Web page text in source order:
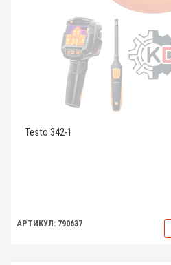
Testo 342-1
АРТИКУЛ: 790637